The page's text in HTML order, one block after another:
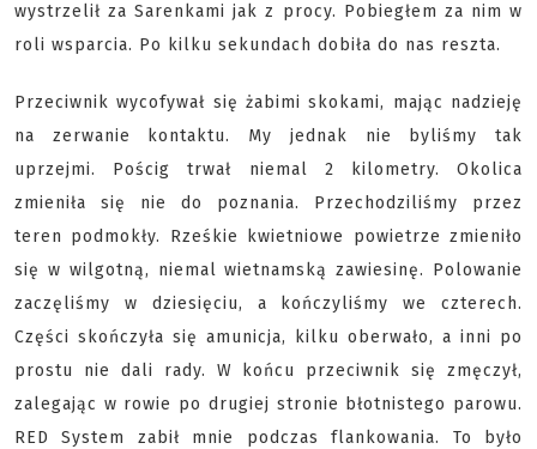
wystrzelił za Sarenkami jak z procy. Pobiegłem za nim w
roli wsparcia. Po kilku sekundach dobiła do nas reszta.
Przeciwnik wycofywał się żabimi skokami, mając nadzieję
na zerwanie kontaktu. My jednak nie byliśmy tak
uprzejmi. Pościg trwał niemal 2 kilometry. Okolica
zmieniła się nie do poznania. Przechodziliśmy przez
teren podmokły. Rześkie kwietniowe powietrze zmieniło
się w wilgotną, niemal wietnamską zawiesinę. Polowanie
zaczęliśmy w dziesięciu, a kończyliśmy we czterech.
Części skończyła się amunicja, kilku oberwało, a inni po
prostu nie dali rady. W końcu przeciwnik się zmęczył,
zalegając w rowie po drugiej stronie błotnistego parowu.
RED System zabił mnie podczas flankowania. To było